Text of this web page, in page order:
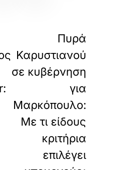
Πυρά
Καρυστιανού
σε κυβέρνηση
για
Μαρκόπουλο:
Με τι είδους
κριτήρια
επιλέγει